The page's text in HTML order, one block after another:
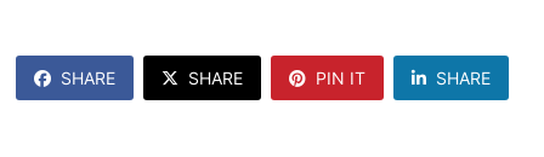
SHARE SHARE PIN IT SHARE